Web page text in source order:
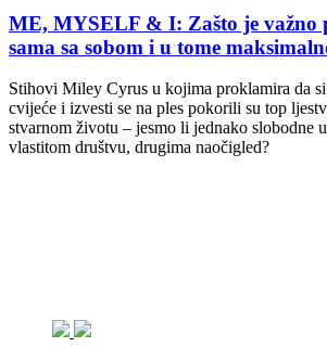
ME, MYSELF & I: Zašto je važno
sama sa sobom i u tome
Stihovi Miley Cyrus u kojima proklamira da
cvijeće i izvesti se na ples pokorili su top
stvarnom životu – jesmo li jednako slobodne
vlastitom društvu, drugima naočigled?